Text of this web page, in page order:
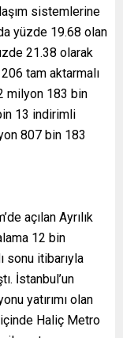
sistemlerine
yüzde 19.68 olan
21.38 olarak
tam aktarmalı
milyon 183 bin
13 indirimli
807 bin 183
açılan Ayrılık
12 bin
sonu itibarıyla
İstanbul’un
yatırımı olan
içinde Haliç Metro